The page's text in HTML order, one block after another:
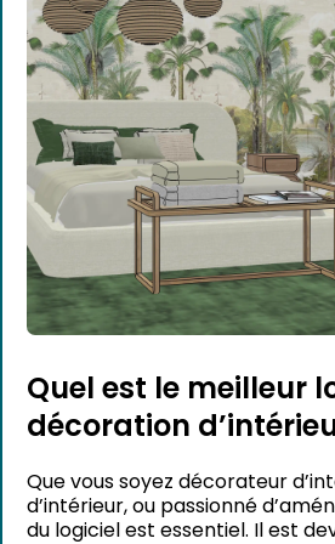
Quel est le meilleur
décoration
Que vous soyez décorateur
d’intérieur, ou passionné
du logiciel est essentiel. Il est